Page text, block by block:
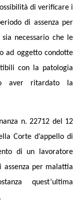
di verificare i
di assenza per
necessario che le
ad oggetto condotte
con la patologia
aver ritardato
la
n. 22712 del 12
Corte d’appello di
di un lavoratore
assenza per malattia
quest’ultima